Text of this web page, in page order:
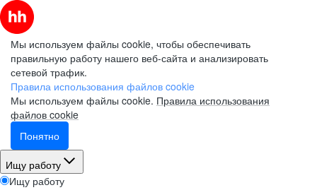
Мы используем файлы cookie, чтобы обеспечивать
правильную работу нашего веб-сайта и анализировать
сетевой трафик.
Правила использования файлов cookie
Мы используем файлы cookie. Правила использования
файлов cookie
Понятно
Ищу работу
Ищу работу